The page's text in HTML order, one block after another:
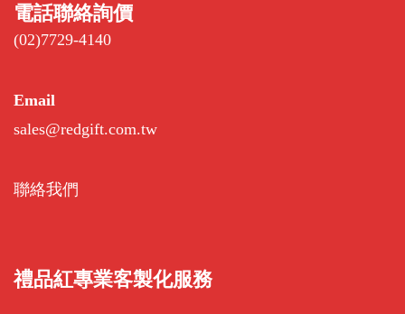
電話聯絡詢價
(02)7729-4140
Email
sales@redgift.com.tw
聯絡我們
禮品紅專業客製化服務